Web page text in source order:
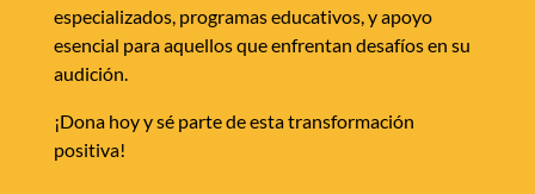
especializados, programas educativos, y apoyo
esencial para aquellos que enfrentan desafíos en su
audición.
¡Dona hoy y sé parte de esta transformación
positiva!